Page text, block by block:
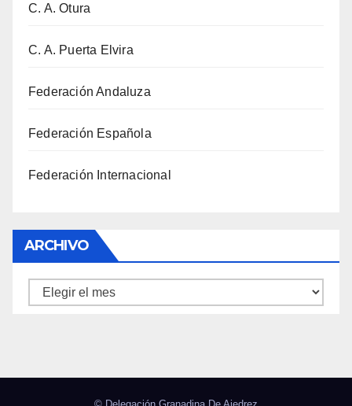
C. A. Otura
C. A. Puerta Elvira
Federación Andaluza
Federación Española
Federación Internacional
ARCHIVO
Archivo